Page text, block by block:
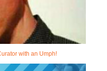
with an Umph!